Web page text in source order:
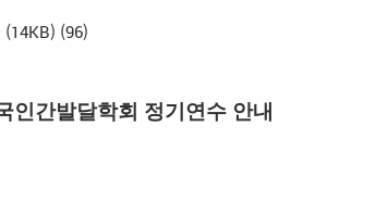
(14KB) (96)
인간발달학회 정기연수 안내